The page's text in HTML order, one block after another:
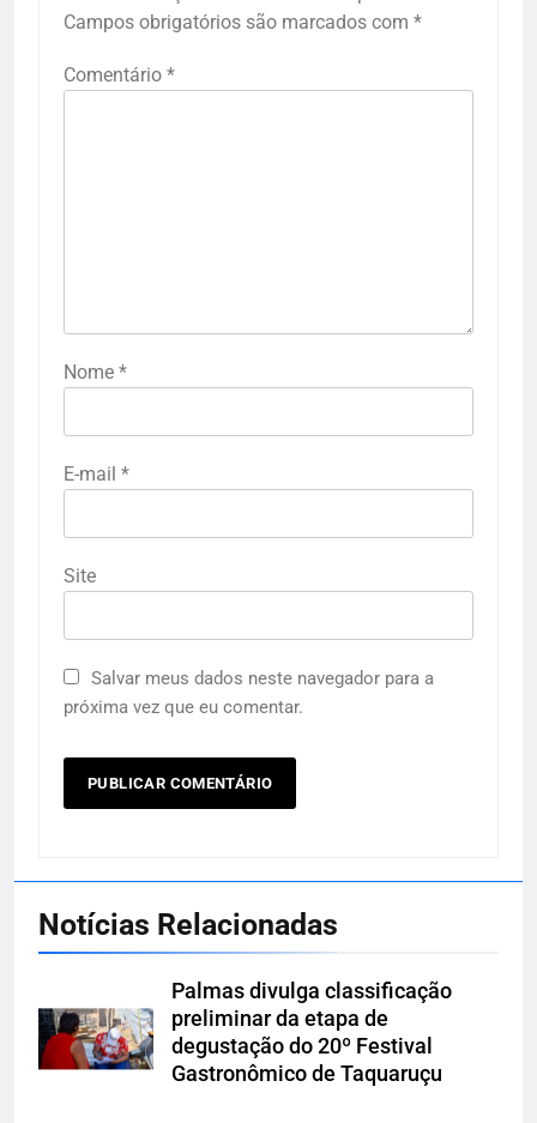
Campos obrigatórios são marcados com *
Comentário *
Nome *
E-mail *
Site
Salvar meus dados neste navegador para a
próxima vez que eu comentar.
Notícias Relacionadas
Palmas divulga classificação
preliminar da etapa de
degustação do 20º Festival
Gastronômico de Taquaruçu